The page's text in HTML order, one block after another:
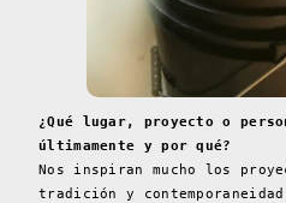
¿Qué lugar, proyecto o
últimamente y por qué?
Nos inspiran mucho los
tradición y